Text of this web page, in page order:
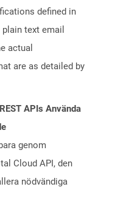
defined in
text email
actual
are as detailed by
APIs Använda
genom
Cloud API, den
nödvändiga